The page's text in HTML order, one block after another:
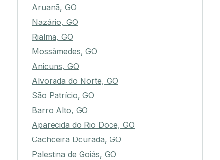
Aruanã, GO
Nazário, GO
Rialma, GO
Mossâmedes, GO
Anicuns, GO
Alvorada do Norte, GO
São Patrício, GO
Barro Alto, GO
Aparecida do Rio Doce, GO
Cachoeira Dourada, GO
Palestina de Goiás, GO